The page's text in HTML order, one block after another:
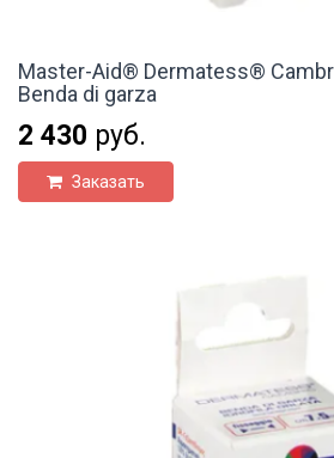
Master-Aid® Dermatess®
Benda di garza
2 430 руб.
Заказать